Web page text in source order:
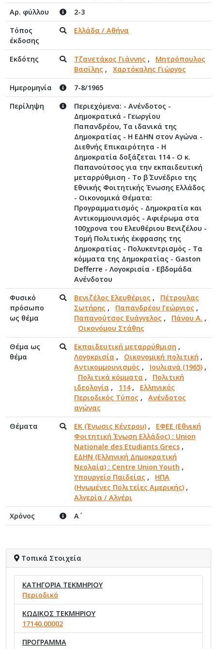
Αρ. φύλλου
2-3
Τόπος
έκδοσης
Ελλάδα / Αθήνα
Εκδότης Τζανετάκος Γιάννης , Μητρόπουλος
Βασίλης , Χαρτόκαλης Γιώργος
Ημερομηνία
7-8/1965
Περίληψη
Περιεχόμενα: - Ανένδοτος -
Δημοκρατικά - Γεωργίου
Παπανδρέου, Τα ιδανικά της
Δημοκρατίας - Η ΕΔΗΝ στον Αγώνα -
Διεθνής Επικαιρότητα - Η
Δημοκρατία δοξάζεται 114 - Ο κ.
Παπανούτσος για την εκπαιδευτική
μεταρρύθμιση - Το β΄ Συνέδριο της
Εθνικής Φοιτητικής Ένωσης Ελλάδος
- Οικονομικά Θέματα:
Προγραμματισμός - Δημοκρατία και
Αντικομμουνισμός - Αφιέρωμα στα
100χρονα του Ελευθέριου Βενιζέλου -
Τομή Πολιτικής έκφρασης της
Δημοκρατίας - Πολυκεντρισμός - Τα
κόμματα της Δημοκρατίας - Gaston
Defferre - Λογοκρισία - Εβδομάδα
Ανένδοτου
Φυσικό
πρόσωπο
ως θέμα
Βενιζέλος Ελευθέριος , Πέτρουλας
Σωτήρης , Παπανδρέου Γεώργιος ,
Παπανούτσος Ευάγγελος , Πάνου Α. ,
Οικονόμου Στάθης
Θέμα ως
θέμα
Εκπαιδευτική μεταρρύθμιση ,
Λογοκρισία , Οικονομική πολιτική ,
Αντικομμουνισμός , Ιουλιανά (1965) ,
Πολιτικά κόμματα , Πολιτική
ιδεολογία , 114, Ελληνικός
Περιοδικός Τύπος , Ανένδοτος
αγώνας
Θέματα
ΕΚ (Ένωσις Κέντρου) , ΕΦΕΕ (Εθνική
Φοιτητική Ένωση Ελλάδος) : Union
Nationale des Etudiants Grecs ,
ΕΔΗΝ (Ελληνική Δημοκρατική
Νεολαία) : Centre Union Youth ,
Υπουργείο Παιδείας , ΗΠΑ
(Ηνωμένες Πολιτείες Αμερικής) ,
Αλγερία / Αλγέρι
Χρόνος
Α΄
Τοπικά Στοιχεία
ΚΑΤΗΓΟΡΙΑ ΤΕΚΜΗΡΙΟΥ
Περιοδικό
ΚΩΔΙΚΟΣ ΤΕΚΜΗΡΙΟΥ
17140.00002
ΠΡΟΓΡΑΜΜΑ